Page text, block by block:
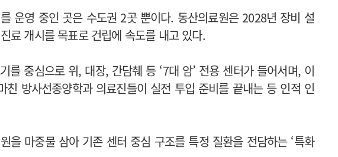
운영 중인 곳은 수도권 2곳 뿐이다. 동산의료원은 2028년 장비 설
료 개시를 목표로 건립에 속도를 내고 있다.
를 중심으로 위, 대장, 간담췌 등 ‘7대 암’ 전용 센터가 들어서며, 이
친 방사선종양학과 의료진들이 실전 투입 준비를 끝내는 등 인적 인
을 마중물 삼아 기존 센터 중심 구조를 특정 질환을 전담하는 ‘특화